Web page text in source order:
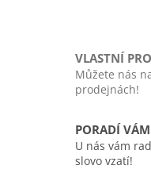
VLASTNÍ
Můžete nás
prodejnách!
PORADÍ
U nás vám
slovo vzatí!